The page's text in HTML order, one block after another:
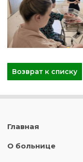
Возврат к списку
Главная
О больнице